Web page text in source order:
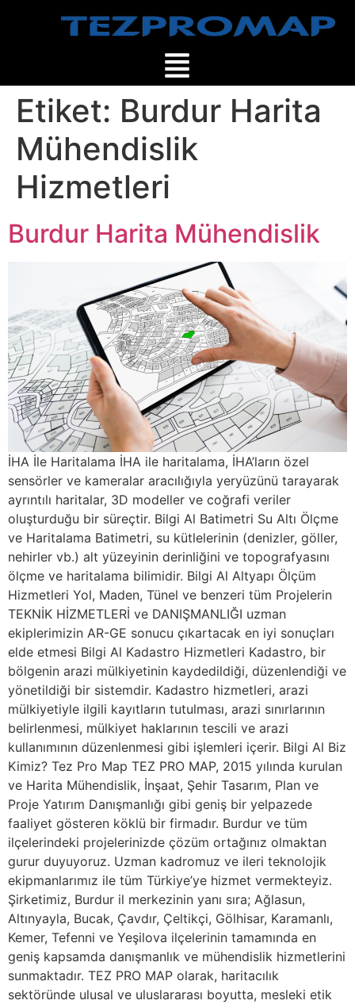
Etiket: Burdur Harita
Mühendislik
Hizmetleri
Burdur Harita Mühendislik
İHA İle Haritalama İHA ile haritalama, İHA’ların özel
sensörler ve kameralar aracılığıyla yeryüzünü tarayarak
ayrıntılı haritalar, 3D modeller ve coğrafi veriler
oluşturduğu bir süreçtir. Bilgi Al Batimetri Su Altı Ölçme
ve Haritalama Batimetri, su kütlelerinin (denizler, göller,
nehirler vb.) alt yüzeyinin derinliğini ve topografyasını
ölçme ve haritalama bilimidir. Bilgi Al Altyapı Ölçüm
Hizmetleri Yol, Maden, Tünel ve benzeri tüm Projelerin
TEKNİK HİZMETLERİ ve DANIŞMANLIĞI uzman
ekiplerimizin AR-GE sonucu çıkartacak en iyi sonuçları
elde etmesi Bilgi Al Kadastro Hizmetleri Kadastro, bir
bölgenin arazi mülkiyetinin kaydedildiği, düzenlendiği ve
yönetildiği bir sistemdir. Kadastro hizmetleri, arazi
mülkiyetiyle ilgili kayıtların tutulması, arazi sınırlarının
belirlenmesi, mülkiyet haklarının tescili ve arazi
kullanımının düzenlenmesi gibi işlemleri içerir. Bilgi Al Biz
Kimiz? Tez Pro Map TEZ PRO MAP, 2015 yılında kurulan
ve Harita Mühendislik, İnşaat, Şehir Tasarım, Plan ve
Proje Yatırım Danışmanlığı gibi geniş bir yelpazede
faaliyet gösteren köklü bir firmadır. Burdur ve tüm
ilçelerindeki projelerinizde çözüm ortağınız olmaktan
gurur duyuyoruz. Uzman kadromuz ve ileri teknolojik
ekipmanlarımız ile tüm Türkiye’ye hizmet vermekteyiz.
Şirketimiz, Burdur il merkezinin yanı sıra; Ağlasun,
Altınyayla, Bucak, Çavdır, Çeltikçi, Gölhisar, Karamanlı,
Kemer, Tefenni ve Yeşilova ilçelerinin tamamında en
geniş kapsamda danışmanlık ve mühendislik hizmetlerini
sunmaktadır. TEZ PRO MAP olarak, haritacılık
sektöründe ulusal ve uluslararası boyutta, mesleki etik